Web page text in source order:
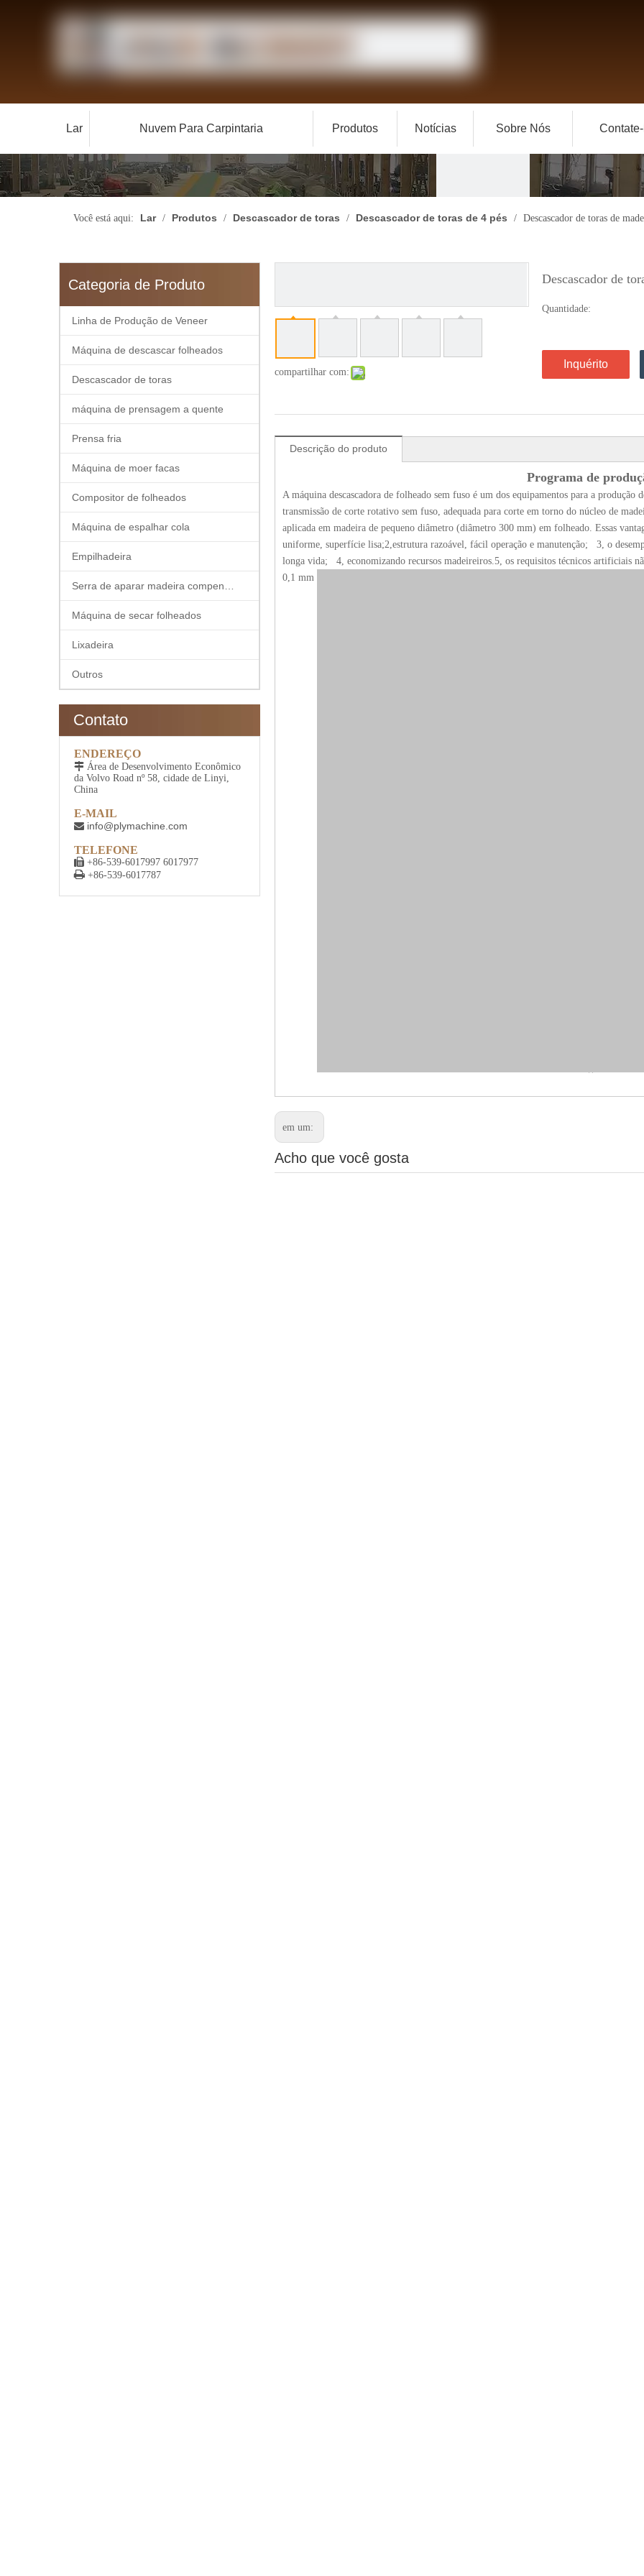
Lar Nuvem Para Carpintaria Produtos Notícias Sobre Nós
Você está aqui: Lar / Produtos / Descascador de toras / Descascador de toras de 4 pés / Descascador de toras de
Categoria de Produto
Linha de Produção de Veneer
Máquina de descascar folheados
Descascador de toras
máquina de prensagem a quente
Prensa fria
Máquina de moer facas
Compositor de folheados
Máquina de espalhar cola
Empilhadeira
Máquina de secar folheados
Lixadeira
Outros
Contato
ENDEREÇO
 Área de Desenvolvimento Econômico
da Volvo Road nº 58, cidade de Linyi,
China
E-MAIL
 info@plymachine.com
TELEFONE
 +86-539-6017997 6017977
 +86-539-6017787
compartilhar com:
Descascador de
Quantidade:
Inquérito
Descrição do produto
Programa de
A máquina descascadora de folheado sem fuso é um dos equipamentos para a produção
transmissão de corte rotativo sem fuso, adequada para corte em torno do núcleo de
aplicada em madeira de pequeno diâmetro (diâmetro 300 mm) em folheado. Essas
uniforme, superfície lisa;2,estrutura razoável, fácil operação e manutenção; 3, o
longa vida; 4, economizando recursos madeireiros.5, os requisitos técnicos artificiais
0,1 mm
em um:
Acho que você gosta